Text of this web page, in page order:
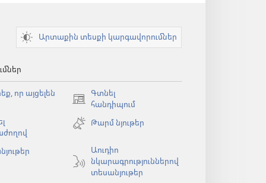
Արտաքին տեսքի կարգավորումներ
որ այցելեն
Գտնել
հանդիպում
(բացվում
նոր
Թարմ նյութեր
Աուդիո
նկարագրություններով
տեսանյութեր